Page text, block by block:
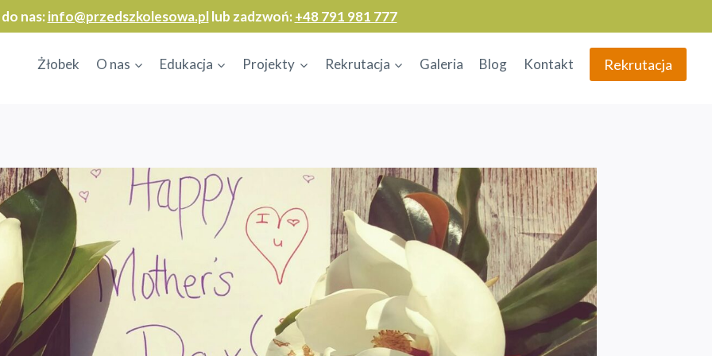
nas: info@przedszkolesowa.pllub zadzwoń: +48 791 981 777
Żłobek O nas Edukacja Projekty Rekrutacja Galeria Blog Kontakt Rekrutacja